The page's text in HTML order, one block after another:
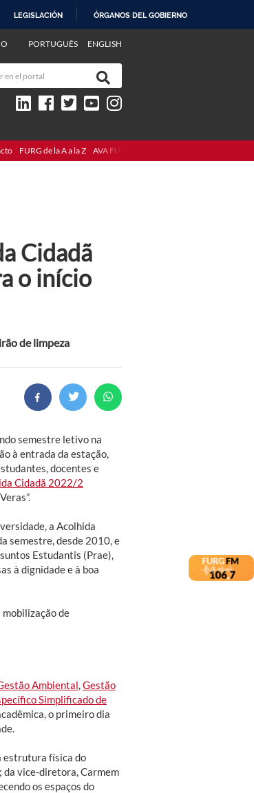
LEGISLACIÓN ÓRGANOS DEL GOBIERNO
PORTUGUÊS ENGLISH
FURG de la A a la Z AVA FURG
Cidadã
o início
de limpeza
semestre letivo na
à entrada da estação,
docentes e
Cidadã 2022/2
a Acolhida
semestre, desde 2010, e
Estudantis (Prae),
à dignidade e à boa
de
Ambiental Gestão
Simplificado de
o primeiro dia
estrutura física do
da vice-diretora, Carmem
os espaços do